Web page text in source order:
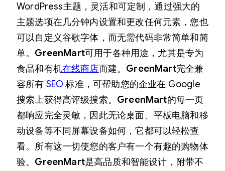
R
G
A
N
I
C
&
F
O
O
D
WordPress主题，灵活和可定制，通过强大的
主题选项在几分钟内设置和更改任何元素，您也
可以自定义谷歌字体，而无需代码非常简单和简
单。 GreenMart可用于各种用途，尤其是专为
食品和有机在线商店而建。 GreenMart完全兼
容所有 SEO 标准，可帮助您的企业在 Google
搜索上获得高评级搜索。 GreenMart的每一页
都响应完全灵敏，因此无论桌面、平板电脑和移
动设备等不同屏幕设备如何，它都可以轻松查
看。所有这一切使您的客户有一个有趣的购物体
验。 GreenMart是高品质和智能设计，附带不